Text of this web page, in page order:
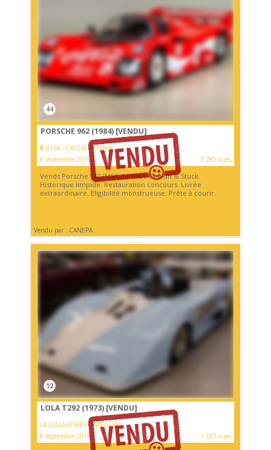
44
PORSCHE 962 (1984) [VENDU]
(USA - CA) CALIFORNIA
8 septembre 2019
3 285 vues
Vends Porsche 962 IMSA de 1964. Ex Akin & Stuck.
Historique limpide. Restauration concours. Livrée
extraordinaire. Eligibilité monstrueuse. Prête à courir.
Vendu par : CANEPA
12
LOLA T292 (1973) [VENDU]
LA JOLLA (ETATS-UNIS (USA))
8 septembre 2019
1 187 vues